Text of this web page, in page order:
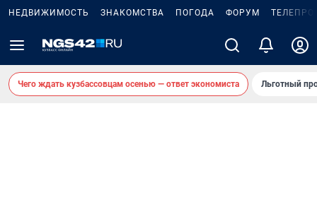
НЕДВИЖИМОСТЬ ЗНАКОМСТВА ПОГОДА ФОРУМ
Чего ждать кузбассовцам осенью — ответ экономиста Льготный